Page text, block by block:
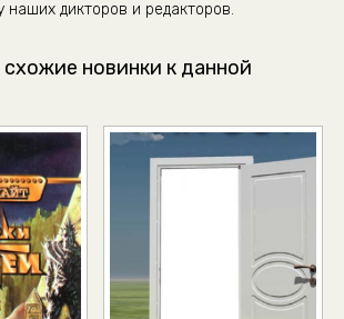
наших дикторов и редакторов.
новинки к данной